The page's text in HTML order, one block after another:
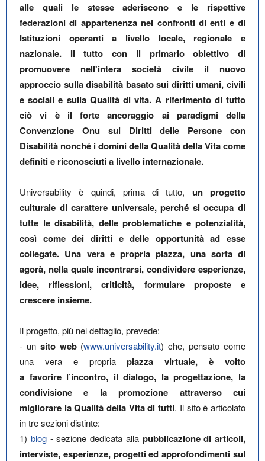
alle quali le stesse aderiscono e le rispettive
federazioni di appartenenza nei confronti di enti e di
Istituzioni operanti a livello locale, regionale e
nazionale. Il tutto con il primario obiettivo di
promuovere nell'intera società civile il nuovo
approccio sulla disabilità basato sui diritti umani, civili
e sociali e sulla Qualità di vita. A riferimento di tutto
ciò vi è il forte ancoraggio ai paradigmi della
Convenzione Onu sui Diritti delle Persone con
Disabilità nonché i domini della Qualità della Vita come
definiti e riconosciuti a livello internazionale.
Universability è quindi, prima di tutto, un progetto
culturale di carattere universale, perché si occupa di
tutte le disabilità, delle problematiche e potenzialità,
così come dei diritti e delle opportunità ad esse
collegate. Una vera e propria piazza, una sorta di
agorà, nella quale incontrarsi, condividere esperienze,
idee, riflessioni, criticità, formulare proposte e
crescere insieme.
Il progetto, più nel dettaglio, prevede:
- unsito web(www.universability.it) che, pensato come
una vera e propriapiazza virtuale, è volto
a favorire l’incontro, il dialogo, la progettazione, la
condivisione e la promozione attraverso cui
migliorare la Qualità della Vita di tutti. Il sito è articolato
in tre sezioni distinte:
1) blog - sezione dedicata alla pubblicazione di articoli,
interviste, esperienze, progetti ed approfondimenti sul